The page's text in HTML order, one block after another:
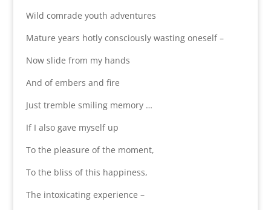
Wild comrade youth adventures
Mature years hotly consciously wasting oneself –
Now slide from my hands
And of embers and fire
Just tremble smiling memory …
If I also gave myself up
To the pleasure of the moment,
To the bliss of this happiness,
The intoxicating experience –